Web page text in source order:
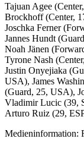
Tajuan Agee
Brockhoff (Center,
Joschka Ferner
Jannes Hundt
Noah Jänen
Tyrone Nash
Justin Onyejiaka
USA), James
(Guard, 25, USA),
Vladimir Lucic (39,
Arturo Ruiz (29,
Medieninformation: